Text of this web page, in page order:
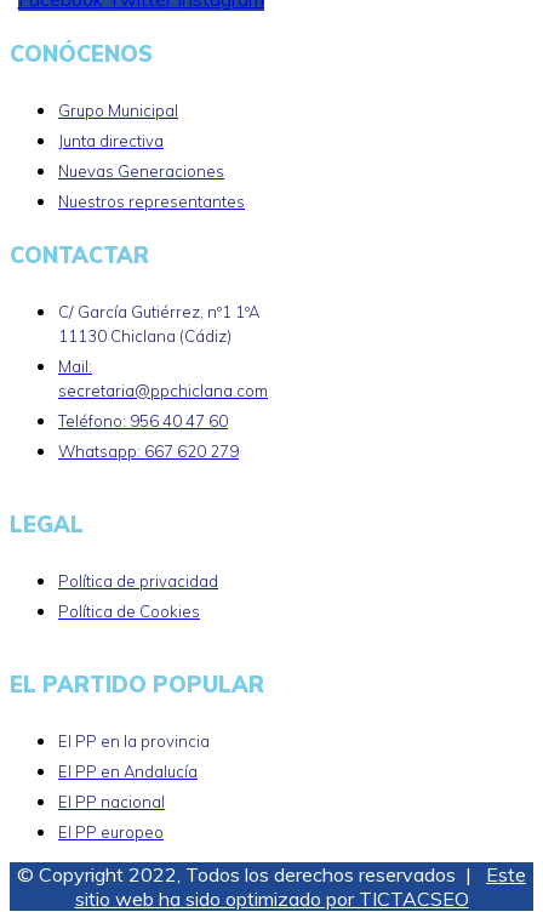
CONÓCENOS
Grupo Municipal
Junta directiva
Nuevas Generaciones
Nuestros representantes
CONTACTAR
C/ García Gutiérrez, nº1 1ºA
11130 Chiclana (Cádiz)
Mail:
secretaria@ppchiclana.com
Teléfono: 956 40 47 60
Whatsapp: 667 620 279
LEGAL
Política de privacidad
Política de Cookies
EL PARTIDO POPULAR
El PP en la provincia
El PP en Andalucía
El PP nacional
El PP europeo
© Copyright 2022, Todos los derechos reservados | Este
sitio web ha sido optimizado por TICTACSEO